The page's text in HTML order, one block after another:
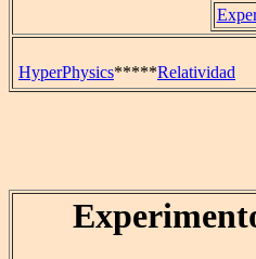
HyperPhysics*****Relatividad